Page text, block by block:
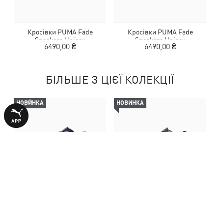
Кросівки PUMA Fade
Sneakers Unisex
6490,00 ₴
Кросівки PUMA Fade
Sneakers Unisex
6490,00 ₴
БІЛЬШЕ З ЦІЄЇ КОЛЕКЦІЇ
НОВИНКА НОВИНКА